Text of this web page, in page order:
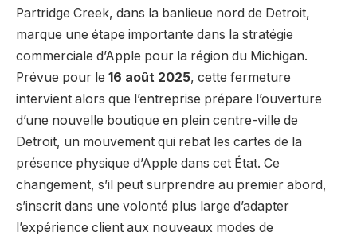
Partridge Creek, dans la banlieue nord de Detroit,
marque une étape importante dans la stratégie
commerciale d’Apple pour la région du Michigan.
Prévue pour le 16 août 2025, cette fermeture
intervient alors que l’entreprise prépare l’ouverture
d’une nouvelle boutique en plein centre-ville de
Detroit, un mouvement qui rebat les cartes de la
présence physique d’Apple dans cet État. Ce
changement, s’il peut surprendre au premier abord,
s’inscrit dans une volonté plus large d’adapter
l’expérience client aux nouveaux modes de